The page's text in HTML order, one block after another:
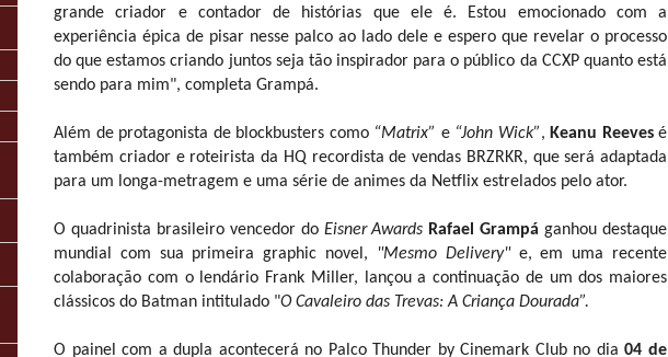
grande criador e contador de histórias que ele é. Estou emocionado com a
experiência épica de pisar nesse palco ao lado dele e espero que revelar o processo
do que estamos criando juntos seja tão inspirador para o público da CCXP quanto está
sendo para mim", completa Grampá.
Além de protagonista de blockbusters como “Matrix” e “John Wick”, Keanu Reevesé
também criador e roteirista da HQ recordista de vendas BRZRKR, que será adaptada
para um longa-metragem e uma série de animes da Netflix estrelados pelo ator.
O quadrinista brasileiro vencedor do Eisner Awards Rafael Grampá ganhou destaque
mundial com sua primeira graphic novel,
"Mesmo Delivery"e, em uma recente
colaboração com o lendário Frank Miller, lançou a continuação de um dos maiores
clássicos do Batman intitulado "O Cavaleiro das Trevas: A Criança Dourada”.
O painel com a dupla acontecerá no Palco Thunder by Cinemark Club no dia04 de